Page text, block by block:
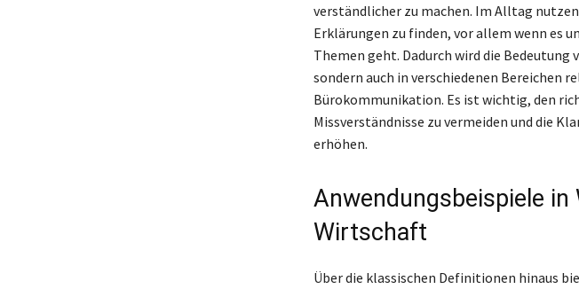
verständlicher zu machen. Im Alltag
Erklärungen zu finden, vor allem wenn es
Themen geht. Dadurch wird die
sondern auch in verschiedenen Bereichen
Bürokommunikation. Es ist wichtig, den
Missverständnisse zu vermeiden und die
erhöhen.
Anwendungsbeispiele
Wirtschaft
Über die klassischen Definitionen hinaus